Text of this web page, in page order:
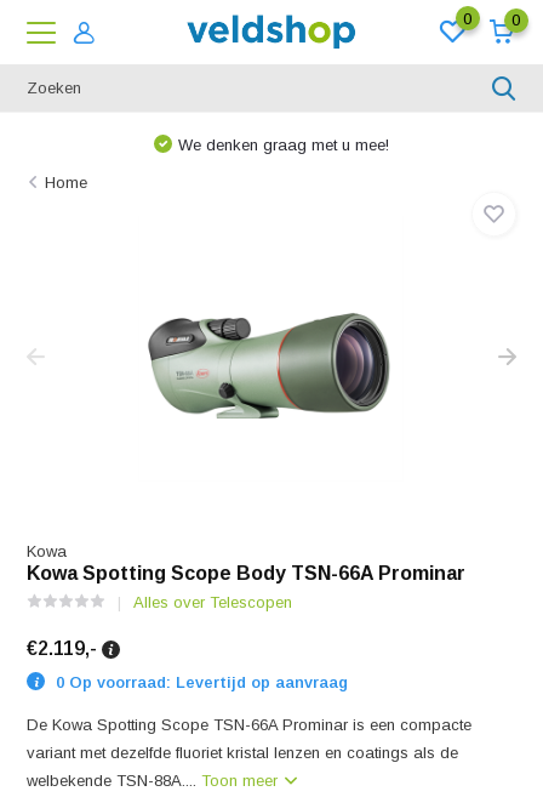
0 0
We denken graag met u mee!
Home
Kowa
Kowa Spotting Scope Body TSN-66A Prominar
Alles over Telescopen
€2.119,-
0 Op voorraad: Levertijd op aanvraag
De Kowa Spotting Scope TSN-66A Prominar is een compacte
variant met dezelfde fluoriet kristal lenzen en coatings als de
welbekende TSN-88A....Toon meer